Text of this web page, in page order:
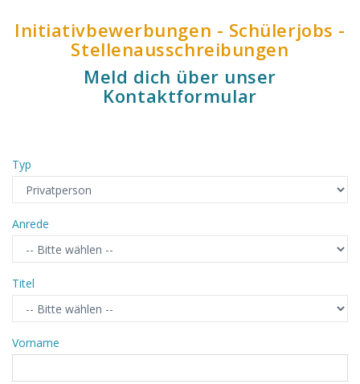
Initiativbewerbungen - Schülerjobs -
Stellenausschreibungen
Meld dich über unser
Kontaktformular
Typ
Anrede
Titel
Vorname